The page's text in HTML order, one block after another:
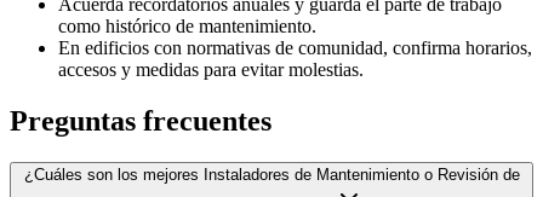
Acuerda recordatorios anuales y guarda el parte de trabajo
como histórico de mantenimiento.
En edificios con normativas de comunidad, confirma horarios,
accesos y medidas para evitar molestias.
Preguntas frecuentes
¿Cuáles son los mejores Instaladores de Mantenimiento o Revisión de